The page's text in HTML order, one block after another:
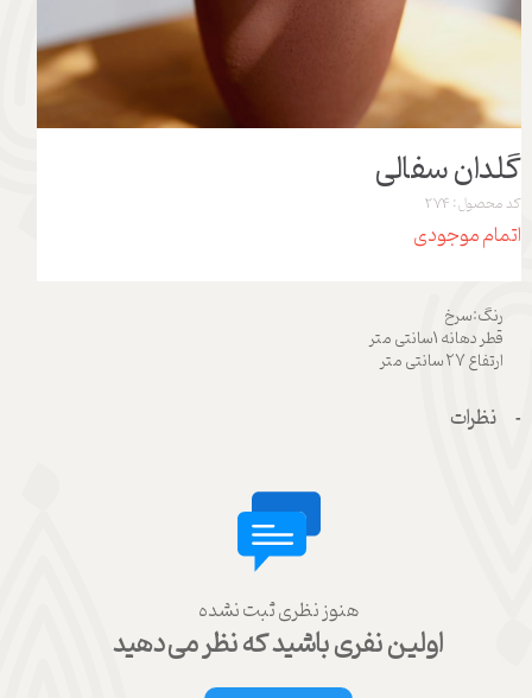
گلدان سفالی
کد محصول: 274
اتمام موجودی
رنگ:سرخ
قطر دهانه 1سانتی متر
ارتفاع 27 سانتی متر
نظرات
هنوز نظری ثبت نشده
اولین نفری باشید که نظر می‌دهید